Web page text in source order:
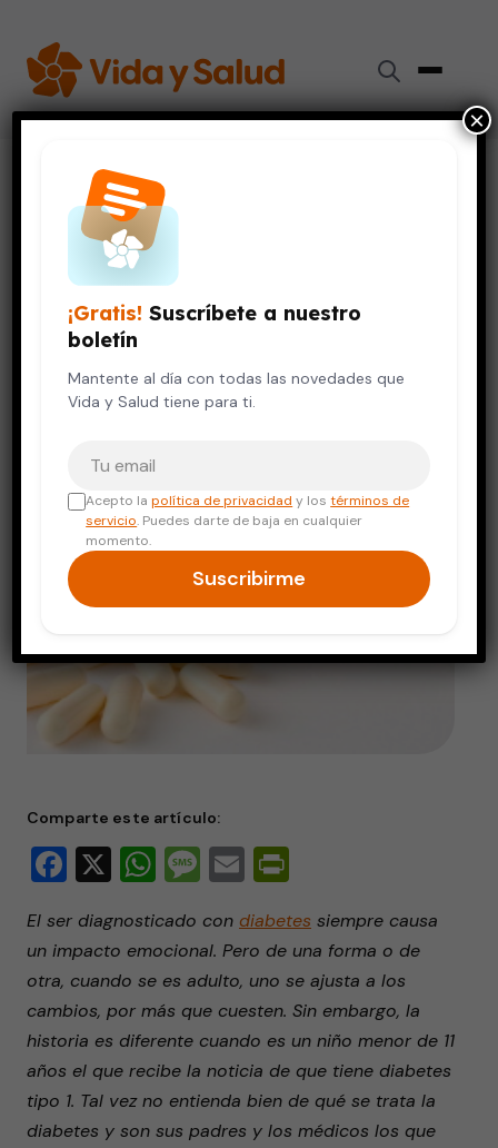
Diabetes›La diabetes tipo 1 en los niños
DIABETES
La diabetes tipo 1 en los niños
24 de septiembre, 2010
Comparte este artículo:
Facebook
X WhatsApp
Message
Email
El ser diagnosticado con diabetes siempre causa
un impacto emocional. Pero de una forma o de
otra, cuando se es adulto, uno se ajusta a los
cambios, por más que cuesten. Sin embargo, la
historia es diferente cuando es un niño menor de 11
años el que recibe la noticia de que tiene diabetes
tipo 1. Tal vez no entienda bien de qué se trata la
diabetes y son sus padres y los médicos los que
¡Gratis! Suscríbete a nuestro
boletín
Mantente al día con todas las novedades que
Vida y Salud tiene para ti.
Acepto lapolítica de privacidad y lostérminos de
servicio. Puedes darte de baja en cualquier
momento.
Suscribirme
×